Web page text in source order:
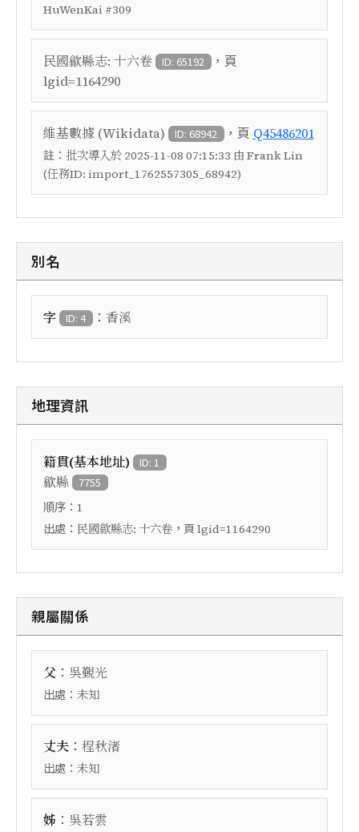
HuWenKai #309
民國歙縣志: 十六卷 ID: 65192 ，頁
lgid=1164290
維基數據 (Wikidata) ID: 68942 ，頁 Q45486201
註： 批次導入於 2025-11-08 07:15:33 由 Frank Lin
(任務ID: import_1762557305_68942)
別名
字 ID: 4 ： 香溪
地理資訊
籍貫(基本地址) ID: 1
歙縣 7755
順序： 1
出處： 民國歙縣志: 十六卷 ，頁 lgid=1164290
親屬關係
父 ： 吳覲光
出處： 未知
丈夫 ： 程秋渚
出處： 未知
姊 ： 吳若雲